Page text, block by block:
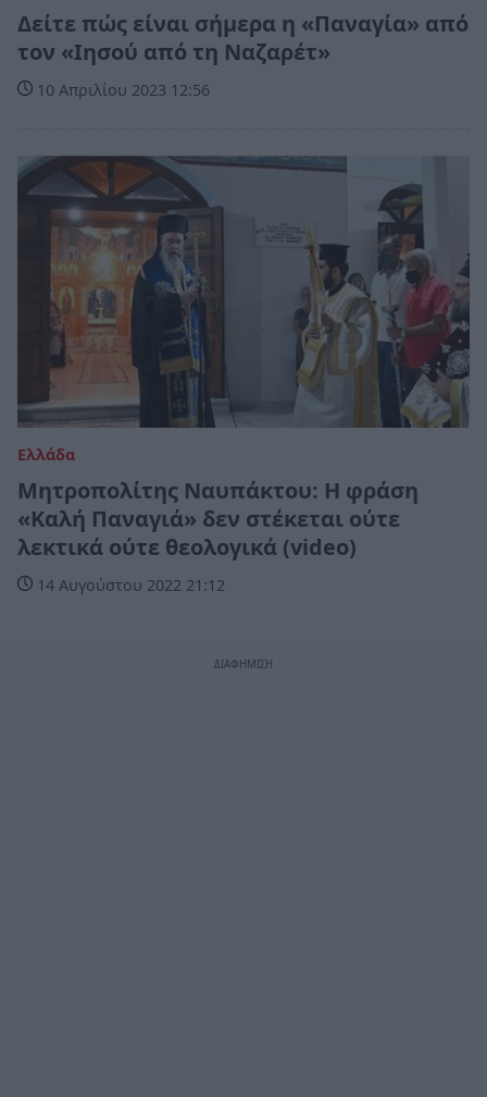
Δείτε πώς είναι σήμερα η «Παναγία» από
τον «Ιησού από τη Ναζαρέτ»
10 Απριλίου 2023 12:56
Ελλάδα
Μητροπολίτης Ναυπάκτου: Η φράση
«Καλή Παναγιά» δεν στέκεται ούτε
λεκτικά ούτε θεολογικά (video)
14 Αυγούστου 2022 21:12